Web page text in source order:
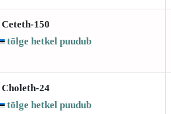
Ceteth-150
tõlge hetkel puudub
Choleth-24
tõlge hetkel puudub